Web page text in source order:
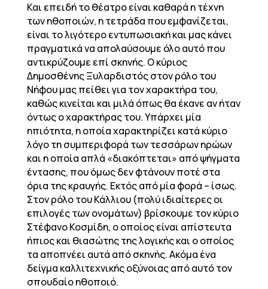
Και επειδή το θέατρο είναι καθαρά η τέχνη
των ηθοποιών, η τετράδα που εμφανίζεται,
είναι το λιγότερο εντυπωσιακή και μας κάνει
πραγματικά να απολαύσουμε όλο αυτό που
αντικρύζουμε επί σκηνής. Ο κύριος
Δημοσθένης Ξυλαρδιστός στον ρόλο του
Νήφου μας πείθει για τον χαρακτήρα του,
καθώς κινείται και μιλά όπως θα έκανε αν ήταν
όντως ο χαρακτήρας του. Υπάρχει μία
ηπιότητα, η οποία χαρακτηρίζει κατά κύριο
λόγο τη συμπεριφορά των τεσσάρων ηρώων
και η οποία απλά «διακόπτεται» από ψήγματα
έντασης, που όμως δεν φτάνουν ποτέ στα
όρια της κραυγής. Εκτός από μία φορά – ίσως.
Στον ρόλο του Κάλλιου (πολύ ιδιαίτερες οι
επιλογές των ονομάτων) βρίσκουμε τον κύριο
Στέφανο Κοσμίδη, ο οποίος είναι απίστευτα
ήπιος και θιασώτης της λογικής και ο οποίος
τα αποπνέει αυτά από σκηνής. Ακόμα ένα
δείγμα καλλιτεχνικής οξύνοιας από αυτό τον
σπουδαίο ηθοποιό.